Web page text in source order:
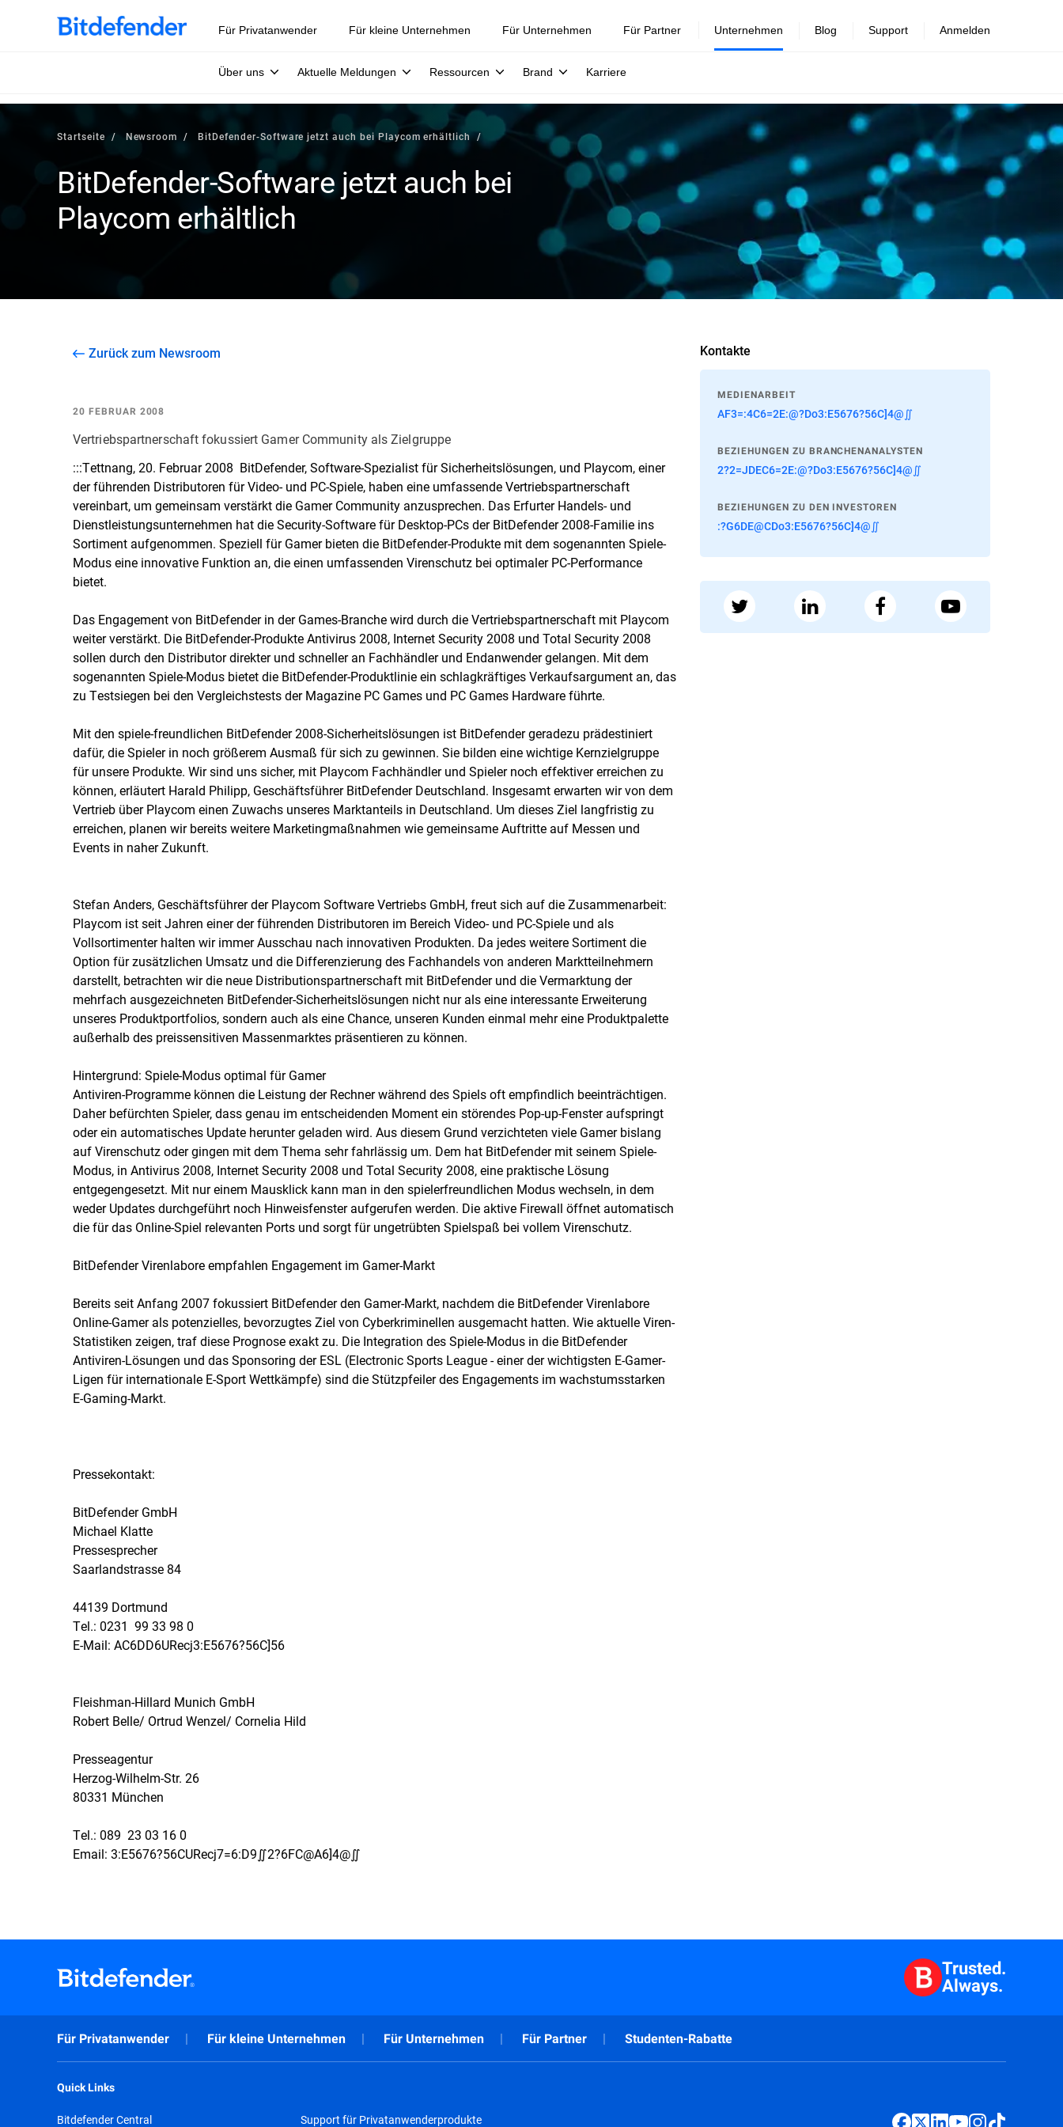
Für Privatanwender Für kleine Unternehmen Für Unternehmen Für Partner Unternehmen
Über uns Aktuelle Meldungen Ressourcen Brand Karriere
Blog Support Anmelden
Startseite Newsroom BitDefender-Software jetzt auch bei Playcom erhältlich
BitDefender-Software jetzt auch bei
Playcom erhältlich
Zurück zum Newsroom
20 FEBRUAR 2008
Vertriebspartnerschaft fokussiert Gamer Community als Zielgruppe
:::Tettnang, 20. Februar 2008  BitDefender, Software-Spezialist für Sicherheitslösungen, und Playcom, einer
der führenden Distributoren für Video- und PC-Spiele, haben eine umfassende Vertriebspartnerschaft
vereinbart, um gemeinsam verstärkt die Gamer Community anzusprechen. Das Erfurter Handels- und
Dienstleistungsunternehmen hat die Security-Software für Desktop-PCs der BitDefender 2008-Familie ins
Sortiment aufgenommen. Speziell für Gamer bieten die BitDefender-Produkte mit dem sogenannten Spiele-
Modus eine innovative Funktion an, die einen umfassenden Virenschutz bei optimaler PC-Performance
bietet.
Das Engagement von BitDefender in der Games-Branche wird durch die Vertriebspartnerschaft mit Playcom
weiter verstärkt. Die BitDefender-Produkte Antivirus 2008, Internet Security 2008 und Total Security 2008
sollen durch den Distributor direkter und schneller an Fachhändler und Endanwender gelangen. Mit dem
sogenannten Spiele-Modus bietet die BitDefender-Produktlinie ein schlagkräftiges Verkaufsargument an, das
zu Testsiegen bei den Vergleichstests der Magazine PC Games und PC Games Hardware führte.
Mit den spiele-freundlichen BitDefender 2008-Sicherheitslösungen ist BitDefender geradezu prädestiniert
dafür, die Spieler in noch größerem Ausmaß für sich zu gewinnen. Sie bilden eine wichtige Kernzielgruppe
für unsere Produkte. Wir sind uns sicher, mit Playcom Fachhändler und Spieler noch effektiver erreichen zu
können, erläutert Harald Philipp, Geschäftsführer BitDefender Deutschland. Insgesamt erwarten wir von dem
Vertrieb über Playcom einen Zuwachs unseres Marktanteils in Deutschland. Um dieses Ziel langfristig zu
erreichen, planen wir bereits weitere Marketingmaßnahmen wie gemeinsame Auftritte auf Messen und
Events in naher Zukunft.
Stefan Anders, Geschäftsführer der Playcom Software Vertriebs GmbH, freut sich auf die Zusammenarbeit:
Playcom ist seit Jahren einer der führenden Distributoren im Bereich Video- und PC-Spiele und als
Vollsortimenter halten wir immer Ausschau nach innovativen Produkten. Da jedes weitere Sortiment die
Option für zusätzlichen Umsatz und die Differenzierung des Fachhandels von anderen Marktteilnehmern
darstellt, betrachten wir die neue Distributionspartnerschaft mit BitDefender und die Vermarktung der
mehrfach ausgezeichneten BitDefender-Sicherheitslösungen nicht nur als eine interessante Erweiterung
unseres Produktportfolios, sondern auch als eine Chance, unseren Kunden einmal mehr eine Produktpalette
außerhalb des preissensitiven Massenmarktes präsentieren zu können.
Hintergrund: Spiele-Modus optimal für Gamer
Antiviren-Programme können die Leistung der Rechner während des Spiels oft empfindlich beeinträchtigen.
Daher befürchten Spieler, dass genau im entscheidenden Moment ein störendes Pop-up-Fenster aufspringt
oder ein automatisches Update herunter geladen wird. Aus diesem Grund verzichteten viele Gamer bislang
auf Virenschutz oder gingen mit dem Thema sehr fahrlässig um. Dem hat BitDefender mit seinem Spiele-
Modus, in Antivirus 2008, Internet Security 2008 und Total Security 2008, eine praktische Lösung
entgegengesetzt. Mit nur einem Mausklick kann man in den spielerfreundlichen Modus wechseln, in dem
weder Updates durchgeführt noch Hinweisfenster aufgerufen werden. Die aktive Firewall öffnet automatisch
die für das Online-Spiel relevanten Ports und sorgt für ungetrübten Spielspaß bei vollem Virenschutz.
BitDefender Virenlabore empfahlen Engagement im Gamer-Markt
Bereits seit Anfang 2007 fokussiert BitDefender den Gamer-Markt, nachdem die BitDefender Virenlabore
Online-Gamer als potenzielles, bevorzugtes Ziel von Cyberkriminellen ausgemacht hatten. Wie aktuelle Viren-
Statistiken zeigen, traf diese Prognose exakt zu. Die Integration des Spiele-Modus in die BitDefender
Antiviren-Lösungen und das Sponsoring der ESL (Electronic Sports League - einer der wichtigsten E-Gamer-
Ligen für internationale E-Sport Wettkämpfe) sind die Stützpfeiler des Engagements im wachstumsstarken
E-Gaming-Markt.
Pressekontakt:
BitDefender GmbH
Michael Klatte
Pressesprecher
Saarlandstrasse 84
44139 Dortmund
Tel.: 0231  99 33 98 0
E-Mail: AC6DD6URecj3:E5676?56C]56
Fleishman-Hillard Munich GmbH
Robert Belle/ Ortrud Wenzel/ Cornelia Hild
Presseagentur
Herzog-Wilhelm-Str. 26
80331 München
Tel.: 089  23 03 16 0
Email: 3:E5676?56CURecj7=6:D9∬2?6FC@A6]4@∬
Kontakte
MEDIENARBEIT
AF3=:4C6=2E:@?Do3:E5676?56C]4@∬
BEZIEHUNGEN ZU BRANCHENANALYSTEN
2?2=JDEC6=2E:@?Do3:E5676?56C]4@∬
BEZIEHUNGEN ZU DEN INVESTOREN
:?G6DE@CDo3:E5676?56C]4@∬
Trusted.
Always.
Für Privatanwender Für kleine Unternehmen Für Unternehmen Für Partner Studenten-Rabatte
Quick Links
Bitdefender Central
Support für Privatanwenderprodukte